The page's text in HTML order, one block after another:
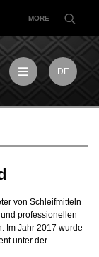
MORE
DE
EN
MX
von Schleifmitteln
professionellen
Im Jahr 2017 wurde
unter der